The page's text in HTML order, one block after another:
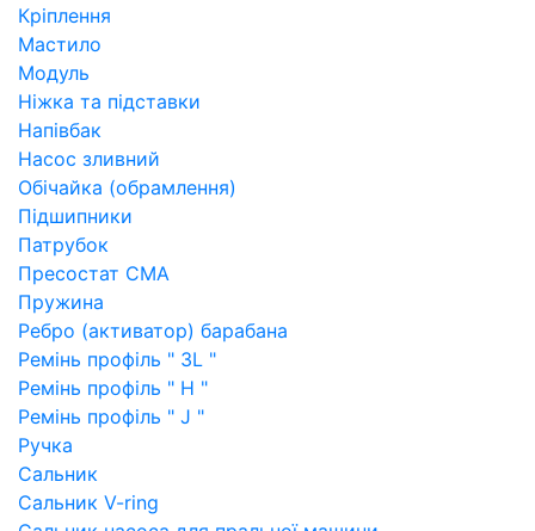
Кріплення
Мастило
Модуль
Ніжка та підставки
Напівбак
Насос зливний
Обічайка (обрамлення)
Підшипники
Патрубок
Пресостат СМА
Пружина
Ребро (активатор) барабана
Ремінь профіль " 3L "
Ремінь профіль " H "
Ремінь профіль " J "
Ручка
Сальник
Сальник V-ring